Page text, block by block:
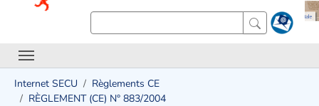
Internet SECU
Règlements CE
RÈGLEMENT (CE) N° 883/2004